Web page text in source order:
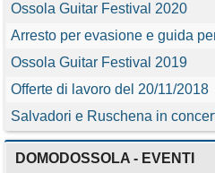
Ossola Guitar Festival 2020
Arresto per evasione e guida
Ossola Guitar Festival 2019
Offerte di lavoro del 20/11/2018
Salvadori e Ruschena in
DOMODOSSOLA - EVENTI